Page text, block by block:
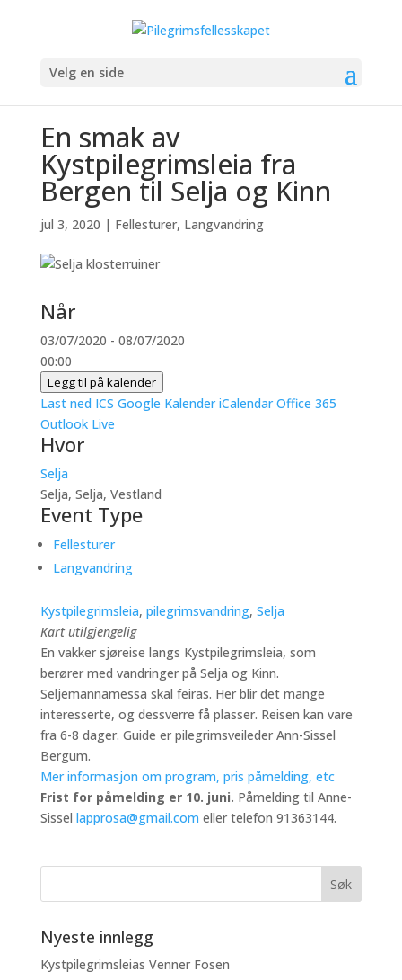
Velg en side
En smak av
Kystpilegrimsleia fra
Bergen til Selja og Kinn
jul 3, 2020 | Fellesturer, Langvandring
Når
03/07/2020 - 08/07/2020
00:00
Legg til på kalender
Last ned ICS Google Kalender iCalendar Office 365
Outlook Live
Hvor
Selja
Selja, Selja, Vestland
Event Type
Fellesturer
Langvandring
Kystpilegrimsleia, pilegrimsvandring, Selja
Kart utilgjengelig
En vakker sjøreise langs Kystpilegrimsleia, som
berører med vandringer på Selja og Kinn.
Seljemannamessa skal feiras. Her blir det mange
interesserte, og dessverre få plasser. Reisen kan vare
fra 6-8 dager. Guide er pilegrimsveileder Ann-Sissel
Bergum.
Mer informasjon om program, pris påmelding, etc
Frist for påmelding er 10. juni. Påmelding til Anne-
Sissel lapprosa@gmail.com eller telefon 91363144.
Nyeste innlegg
Kystpilegrimsleias Venner Fosen